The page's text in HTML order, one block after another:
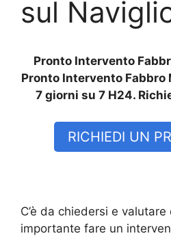
sul
Pronto Intervento
Pronto Intervento Fabbro
7 giorni su 7 H24.
RICHIEDI UN
C’è da chiedersi e
importante fare un